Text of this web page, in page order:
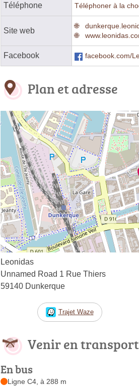
Téléphone Téléphoner à la
Site web
Facebook facebook.com/
Plan et adresse
Leonidas
Unnamed Road 1 Rue Thiers
59140 Dunkerque
Trajet Waze
Venir en
En bus
Ligne C4, à 288 m